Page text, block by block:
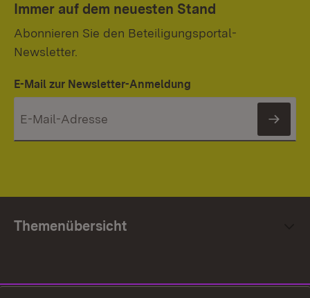
Immer auf dem neuesten Stand
Abonnieren Sie den Beteiligungsportal-
Newsletter.
E-Mail zur Newsletter-Anmeldung
Themenübersicht